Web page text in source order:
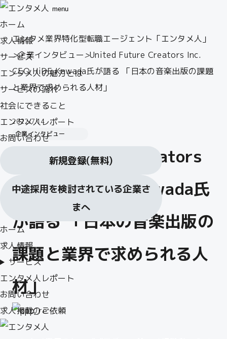
menu
ホーム
求人情報
サービス
エンタメ人の魅力とは
サービスの流れ
社会にできること
エンタメ人レポート
お問い合わせ
新規登録(無料)
中途採用を検討されている企業さ
まへ
ホーム
求人情報
サービス
エンタメ人レポート
お問い合わせ
求人掲載のご依頼
エンタメ業界特化型転職エージェント「エンタメ人」
>企業インタビュー>United Future Creators Inc.
CEO HiDE Kawada氏が語る 「日本の音楽出版の課題
と業界で求められる人材」
2022.7.14
企業インタビュー
United Future Creators
Inc. CEO HiDE Kawada氏
が語る 「日本の音楽出版の
課題と業界で求められる人
材」